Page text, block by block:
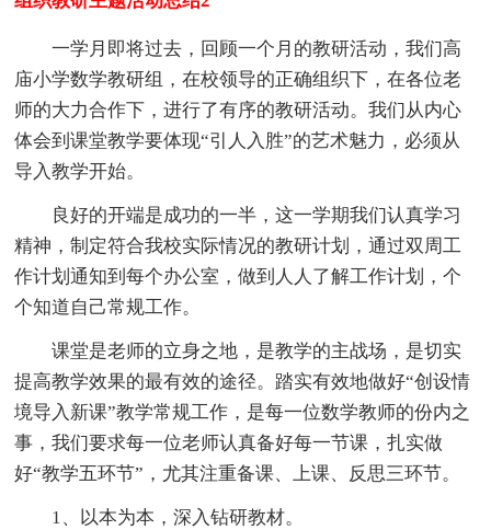
一学月即将过去，回顾一个月的教研活动，我们高
庙小学数学教研组，在校领导的正确组织下，在各位老
师的大力合作下，进行了有序的教研活动。我们从内心
体会到课堂教学要体现“引人入胜”的艺术魅力，必须从
导入教学开始。
良好的开端是成功的一半，这一学期我们认真学习
精神，制定符合我校实际情况的教研计划，通过双周工
作计划通知到每个办公室，做到人人了解工作计划，个
个知道自己常规工作。
课堂是老师的立身之地，是教学的主战场，是切实
提高教学效果的最有效的途径。踏实有效地做好“创设情
境导入新课”教学常规工作，是每一位数学教师的份内之
事，我们要求每一位老师认真备好每一节课，扎实做
好“教学五环节”，尤其注重备课、上课、反思三环节。
1、以本为本，深入钻研教材。